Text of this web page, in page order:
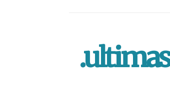
.ultimas